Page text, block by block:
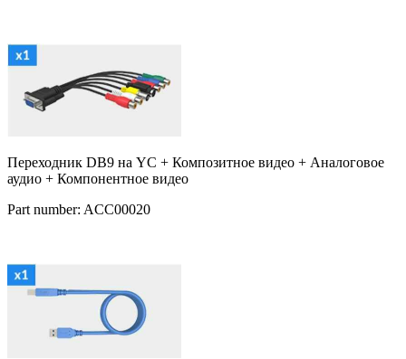
Переходник DB9 на YC + Композитное видео + Аналоговое
аудио + Компонентное видео
Part number: ACC00020